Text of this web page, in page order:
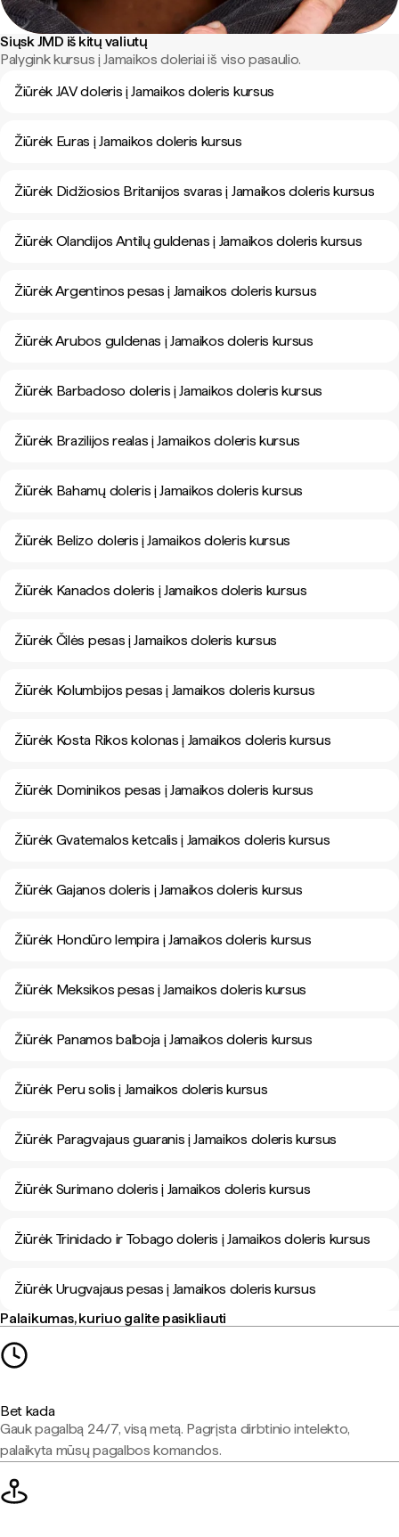
Siųsk JMD iš kitų valiutų
Palygink kursus į Jamaikos doleriai iš viso pasaulio.
Žiūrėk JAV doleris į Jamaikos doleris kursus
Žiūrėk Euras į Jamaikos doleris kursus
Žiūrėk Didžiosios Britanijos svaras į Jamaikos doleris kursus
Žiūrėk Olandijos Antilų guldenas į Jamaikos doleris kursus
Žiūrėk Argentinos pesas į Jamaikos doleris kursus
Žiūrėk Arubos guldenas į Jamaikos doleris kursus
Žiūrėk Barbadoso doleris į Jamaikos doleris kursus
Žiūrėk Brazilijos realas į Jamaikos doleris kursus
Žiūrėk Bahamų doleris į Jamaikos doleris kursus
Žiūrėk Belizo doleris į Jamaikos doleris kursus
Žiūrėk Kanados doleris į Jamaikos doleris kursus
Žiūrėk Čilės pesas į Jamaikos doleris kursus
Žiūrėk Kolumbijos pesas į Jamaikos doleris kursus
Žiūrėk Kosta Rikos kolonas į Jamaikos doleris kursus
Žiūrėk Dominikos pesas į Jamaikos doleris kursus
Žiūrėk Gvatemalos ketcalis į Jamaikos doleris kursus
Žiūrėk Gajanos doleris į Jamaikos doleris kursus
Žiūrėk Hondūro lempira į Jamaikos doleris kursus
Žiūrėk Meksikos pesas į Jamaikos doleris kursus
Žiūrėk Panamos balboja į Jamaikos doleris kursus
Žiūrėk Peru solis į Jamaikos doleris kursus
Žiūrėk Paragvajaus guaranis į Jamaikos doleris kursus
Žiūrėk Surimano doleris į Jamaikos doleris kursus
Žiūrėk Trinidado ir Tobago doleris į Jamaikos doleris kursus
Žiūrėk Urugvajaus pesas į Jamaikos doleris kursus
Palaikumas, kuriuo galite pasikliauti
Bet kada
Gauk pagalbą 24/7, visą metą. Pagrįsta dirbtinio intelekto,
palaikyta mūsų pagalbos komandos.